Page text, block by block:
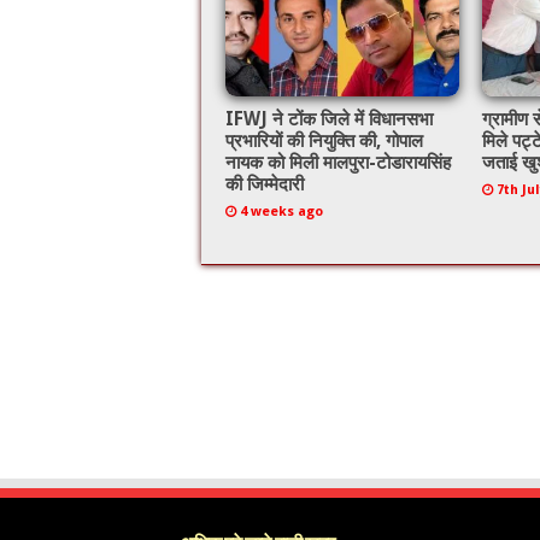
IFWJ ने टोंक जिले में विधानसभा
प्रभारियों की नियुक्ति की, गोपाल
नायक को मिली मालपुरा-टोडारायसिंह
की जिम्मेदारी
4 weeks ago
ग्रामीण
मिले
जताई
7th